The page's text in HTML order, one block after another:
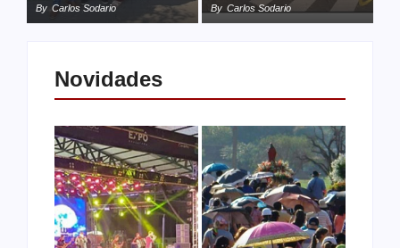
By Carlos Sodario By Carlos Sodario
Novidades